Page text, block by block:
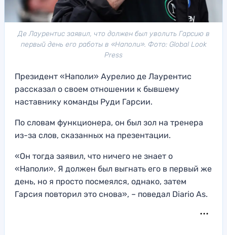
Де Лаурентис заявил, что должен был уволить Гарсию в
первый день его работы в «Наполи». Фото: Global Look
Press
Президент «Наполи» Аурелио де Лаурентис
рассказал о своем отношении к бывшему
наставнику команды Руди Гарсии.
По словам функционера, он был зол на тренера
из-за слов, сказанных на презентации.
«Он тогда заявил, что ничего не знает о
«Наполи». Я должен был выгнать его в первый же
день, но я просто посмеялся, однако, затем
Гарсия повторил это снова», – поведал Diario As.